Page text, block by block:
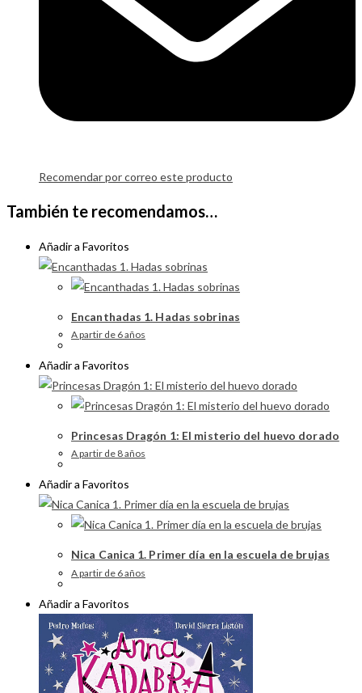
Recomendar por correo este producto
También te recomendamos…
Añadir a Favoritos
Encanthadas 1. Hadas sobrinas
A partir de 6 años
Añadir a Favoritos
Princesas Dragón 1: El misterio del huevo dorado
A partir de 8 años
Añadir a Favoritos
Nica Canica 1. Primer día en la escuela de brujas
A partir de 6 años
Añadir a Favoritos